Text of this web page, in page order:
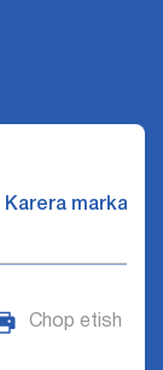
Karera markazi
Chop etish